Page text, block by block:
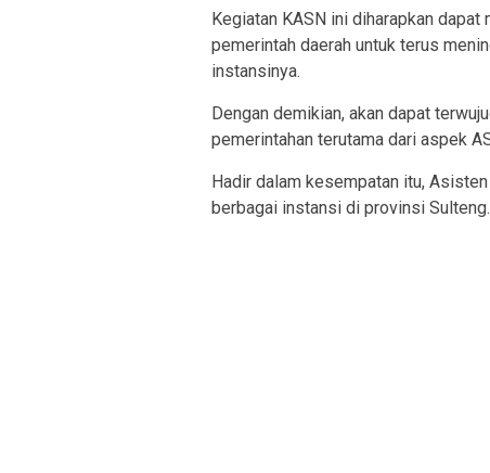
Kegiatan KASN ini diharapkan
pemerintah daerah untuk terus
instansinya.
Dengan demikian, akan dapat
pemerintahan terutama dari aspek
Hadir dalam kesempatan itu,
berbagai instansi di provinsi